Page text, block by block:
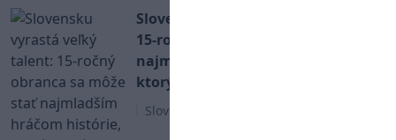
Slovensku vyrastá veľký talent:
15-ročný obranca sa môže stať
najmladším hráčom histórie,
ktorý nastúpi vo švédskej lige!
Slovenský hokej